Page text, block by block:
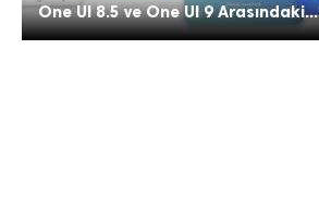
One UI 8.5 ve One UI 9 Arasındaki...